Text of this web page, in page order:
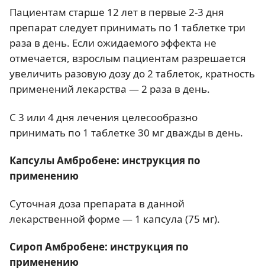
Пациентам старше 12 лет в первые 2-3 дня
препарат следует принимать по 1 таблетке три
раза в день. Если ожидаемого эффекта не
отмечается, взрослым пациентам разрешается
увеличить разовую дозу до 2 таблеток, кратность
применений лекарства — 2 раза в день.
С 3 или 4 дня лечения целесообразно
принимать по 1 таблетке 30 мг дважды в день.
Капсулы Амбробене: инструкция по
применению
Суточная доза препарата в данной
лекарственной форме — 1 капсула (75 мг).
Сироп Амбробене: инструкция по
применению